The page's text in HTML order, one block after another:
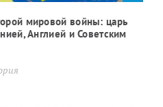
мировой войны: царь
Англией и Советским